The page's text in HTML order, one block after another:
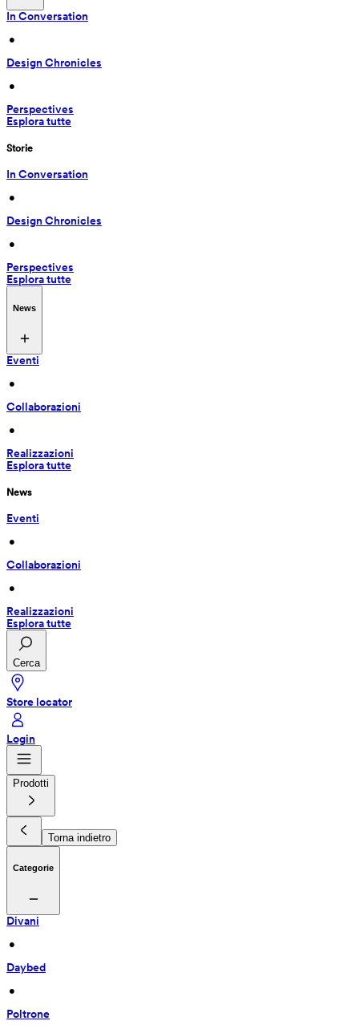
In Conversation
•
Design Chronicles
•
Perspectives
Esplora tutte
Storie
In Conversation
•
Design Chronicles
•
Perspectives
Esplora tutte
News
Eventi
•
Collaborazioni
•
Realizzazioni
Esplora tutte
News
Eventi
•
Collaborazioni
•
Realizzazioni
Esplora tutte
Cerca
Store locator
Login
Prodotti
Torna indietro
Categorie
Divani
•
Daybed
•
Poltrone